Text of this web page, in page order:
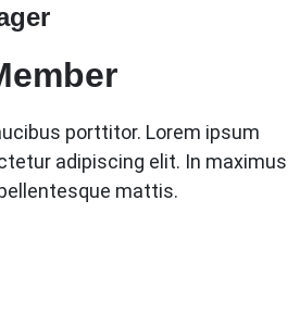
porttitor. Lorem ipsum
adipiscing elit. In maximus
mattis.